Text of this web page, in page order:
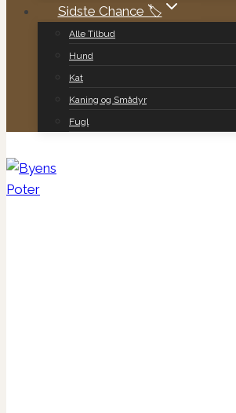
Sidste Chance 🏷️
Alle Tilbud
Hund
Kat
Kaning og Smådyr
Fugl